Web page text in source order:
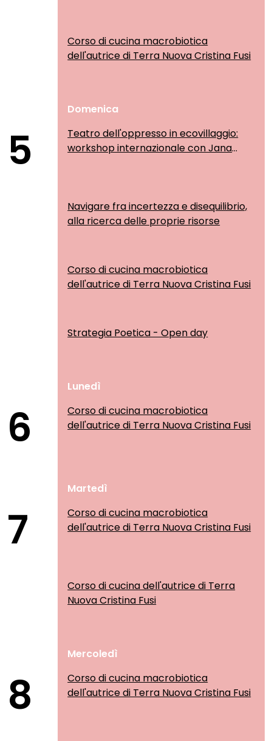
Corso di cucina macrobiotica
dell'autrice di Terra Nuova Cristina Fusi
5
Domenica
Teatro dell'oppresso in ecovillaggio:
workshop internazionale con Jana
Navigare fra incertezza e disequilibrio,
alla ricerca delle proprie risorse
Corso di cucina macrobiotica
dell'autrice di Terra Nuova Cristina Fusi
Strategia Poetica - Open day
6
Lunedì
Corso di cucina macrobiotica
dell'autrice di Terra Nuova Cristina Fusi
7
Martedì
Corso di cucina macrobiotica
dell'autrice di Terra Nuova Cristina Fusi
Corso di cucina dell'autrice di Terra
Nuova Cristina Fusi
8
Mercoledì
Corso di cucina macrobiotica
dell'autrice di Terra Nuova Cristina Fusi